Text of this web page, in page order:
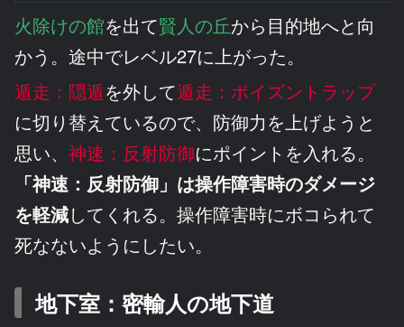
火除けの館を出て賢人の丘から目的地へと向
かう。途中でレベル27に上がった。
遁走：隠遁を外して遁走：ポイズントラップ
に切り替えているので、防御力を上げようと
思い、 神速：反射防御にポイントを入れる。
「神速：反射防御」は操作障害時のダメージ
を軽減してくれる。操作障害時にボコられて
死なないようにしたい。
地下室：密輸人の地下道